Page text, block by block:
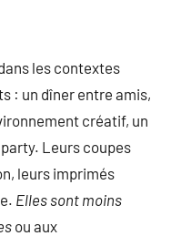
les contextes
: un dîner entre amis,
créatif, un
Leurs coupes
leurs imprimés
Elles sont moins
ou aux